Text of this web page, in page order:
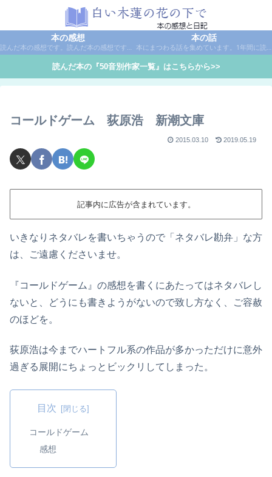
本の感想
読んだ本の感想です。読んだ本の感想です。本は作家名で50音別に分類しています。
本の話
本にまつわる話を集めています。1年間に読んだ本の総括や、本に関する話題など。
読んだ本の『50音別作家一覧』はこちらから>>
コールドゲーム 荻原浩 新潮文庫
2015.03.10 2019.05.19
記事内に広告が含まれています。
いきなりネタバレを書いちゃうので「ネタバレ勘弁」な方
は、ご遠慮くださいませ。
『コールドゲーム』の感想を書くにあたってはネタバレし
ないと、どうにも書きようがないので致し方なく、ご容赦
のほどを。
荻原浩は今までハートフル系の作品が多かっただけに意外
過ぎる展開にちょっとビックリしてしまった。
目次
コールドゲーム
感想